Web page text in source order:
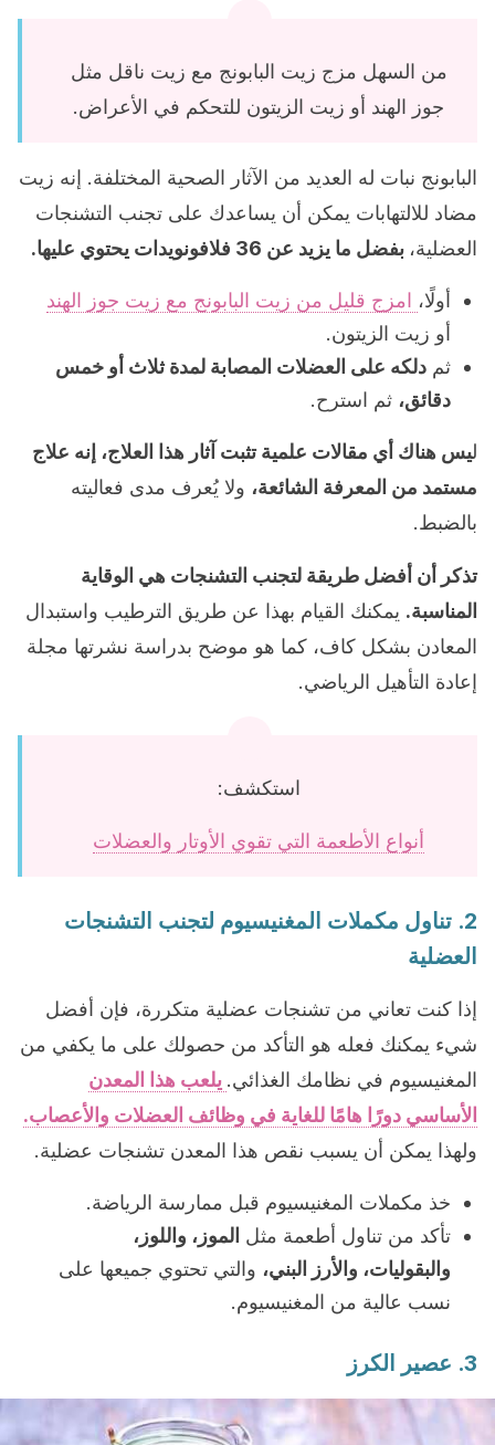
من السهل مزج زيت البابونج مع زيت ناقل مثل
جوز الهند أو زيت الزيتون للتحكم في الأعراض.
البابونج نبات له العديد من الآثار الصحية المختلفة. إنه زيت
مضاد للالتهابات يمكن أن يساعدك على تجنب التشنجات
العضلية، بفضل ما يزيد عن 36 فلافونويدات يحتوي عليها.
أولًا، امزج قليل من زيت البابونج مع زيت جوز الهند
أو زيت الزيتون.
ثم دلكه على العضلات المصابة لمدة ثلاث أو خمس
دقائق، ثم استرح.
ليس هناك أي مقالات علمية تثبت آثار هذا العلاج، إنه علاج
مستمد من المعرفة الشائعة، ولا يُعرف مدى فعاليته
بالضبط.
تذكر أن أفضل طريقة لتجنب التشنجات هي الوقاية
المناسبة. يمكنك القيام بهذا عن طريق الترطيب واستبدال
المعادن بشكل كاف، كما هو موضح بدراسة نشرتها مجلة
إعادة التأهيل الرياضي.
استكشف:
أنواع الأطعمة التي تقوي الأوتار والعضلات
2. تناول مكملات المغنيسيوم لتجنب التشنجات
العضلية
إذا كنت تعاني من تشنجات عضلية متكررة، فإن أفضل
شيء يمكنك فعله هو التأكد من حصولك على ما يكفي من
المغنيسيوم في نظامك الغذائي. يلعب هذا المعدن
الأساسي دورًا هامًا للغاية في وظائف العضلات والأعصاب.
ولهذا يمكن أن يسبب نقص هذا المعدن تشنجات عضلية.
خذ مكملات المغنيسيوم قبل ممارسة الرياضة.
تأكد من تناول أطعمة مثل الموز، واللوز،
والبقوليات، والأرز البني، والتي تحتوي جميعها على
نسب عالية من المغنيسيوم.
3. عصير الكرز